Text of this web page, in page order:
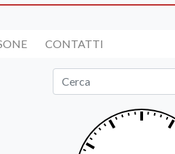
CONTATTI